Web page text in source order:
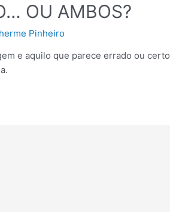
OU AMBOS?
Pinheiro
e aquilo que parece errado ou certo